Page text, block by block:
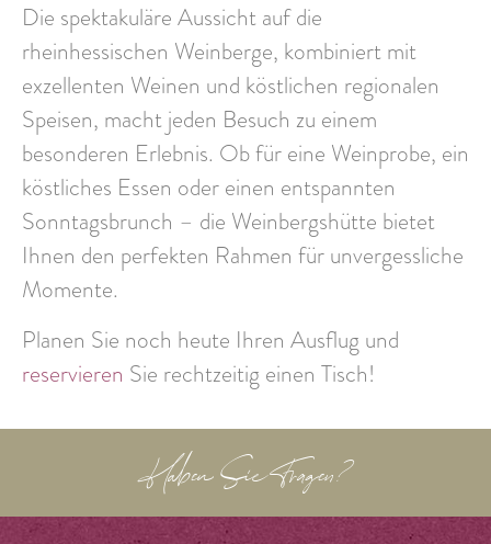
Die spektakuläre Aussicht auf die
rheinhessischen Weinberge, kombiniert mit
exzellenten Weinen und köstlichen regionalen
Speisen, macht jeden Besuch zu einem
besonderen Erlebnis. Ob für eine Weinprobe, ein
köstliches Essen oder einen entspannten
Sonntagsbrunch – die Weinbergshütte bietet
Ihnen den perfekten Rahmen für unvergessliche
Momente.
Planen Sie noch heute Ihren Ausflug und
reservieren Sie rechtzeitig einen Tisch!
Haben Sie Fragen?